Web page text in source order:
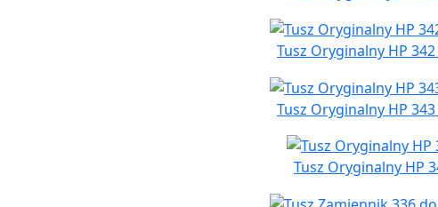
Tusz Oryginalny HP
Tusz Oryginalny HP
Tusz Oryginalny HP